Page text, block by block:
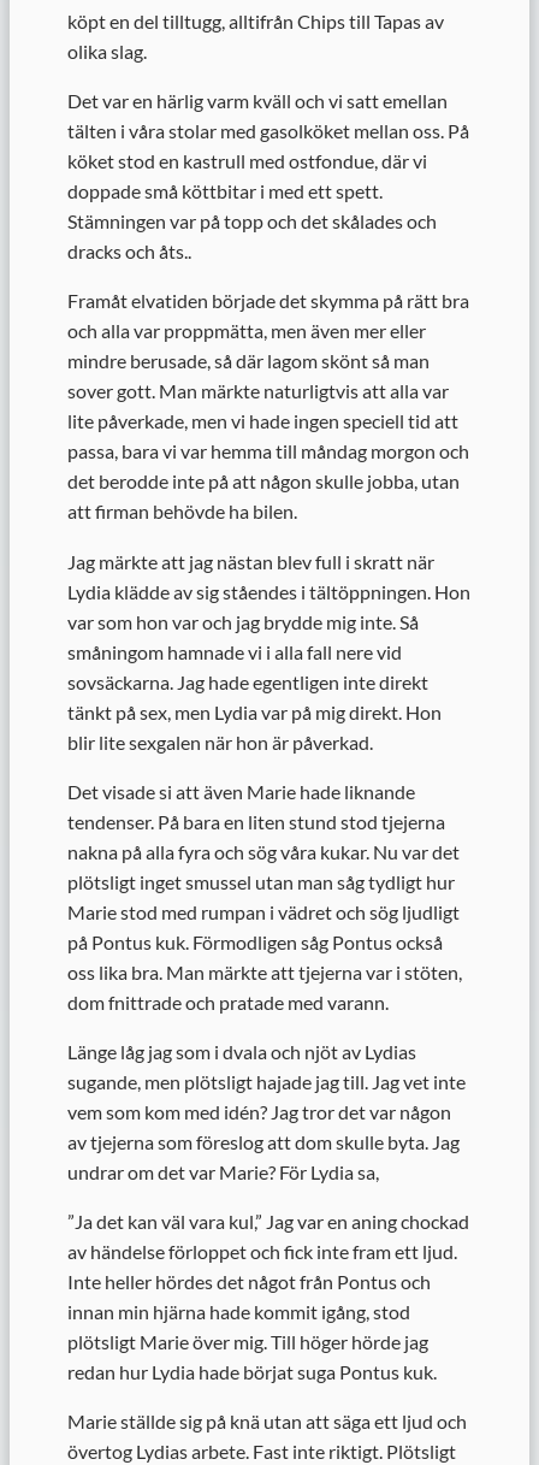
köpt en del tilltugg, alltifrån Chips till Tapas av
olika slag.
Det var en härlig varm kväll och vi satt emellan
tälten i våra stolar med gasolköket mellan oss. På
köket stod en kastrull med ostfondue, där vi
doppade små köttbitar i med ett spett.
Stämningen var på topp och det skålades och
dracks och åts..
Framåt elvatiden började det skymma på rätt bra
och alla var proppmätta, men även mer eller
mindre berusade, så där lagom skönt så man
sover gott. Man märkte naturligtvis att alla var
lite påverkade, men vi hade ingen speciell tid att
passa, bara vi var hemma till måndag morgon och
det berodde inte på att någon skulle jobba, utan
att firman behövde ha bilen.
Jag märkte att jag nästan blev full i skratt när
Lydia klädde av sig ståendes i tältöppningen. Hon
var som hon var och jag brydde mig inte. Så
småningom hamnade vi i alla fall nere vid
sovsäckarna. Jag hade egentligen inte direkt
tänkt på sex, men Lydia var på mig direkt. Hon
blir lite sexgalen när hon är påverkad.
Det visade si att även Marie hade liknande
tendenser. På bara en liten stund stod tjejerna
nakna på alla fyra och sög våra kukar. Nu var det
plötsligt inget smussel utan man såg tydligt hur
Marie stod med rumpan i vädret och sög ljudligt
på Pontus kuk. Förmodligen såg Pontus också
oss lika bra. Man märkte att tjejerna var i stöten,
dom fnittrade och pratade med varann.
Länge låg jag som i dvala och njöt av Lydias
sugande, men plötsligt hajade jag till. Jag vet inte
vem som kom med idén? Jag tror det var någon
av tjejerna som föreslog att dom skulle byta. Jag
undrar om det var Marie? För Lydia sa,
”Ja det kan väl vara kul,” Jag var en aning chockad
av händelse förloppet och fick inte fram ett ljud.
Inte heller hördes det något från Pontus och
innan min hjärna hade kommit igång, stod
plötsligt Marie över mig. Till höger hörde jag
redan hur Lydia hade börjat suga Pontus kuk.
Marie ställde sig på knä utan att säga ett ljud och
övertog Lydias arbete. Fast inte riktigt. Plötsligt